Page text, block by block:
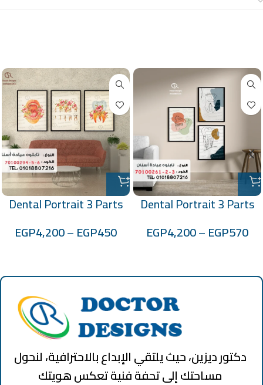
Dental Portrait 3 Parts
EGP570
–
EGP4,200
Dental Portrait 3 Parts
EGP450
–
EGP4,200
دكتور ديزين، حيث يلتقي الإبداع بالاحترافية، لنحول
مساحتك إلى تحفة فنية تعكس هويتك